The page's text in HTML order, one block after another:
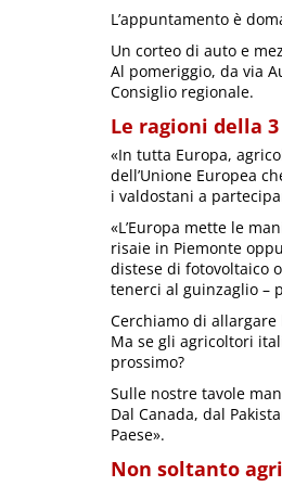
L’appuntamento è
Un corteo di auto e
Al pomeriggio, da via
Consiglio regionale.
Le ragioni della
«In tutta Europa,
dell’Unione Europea
i valdostani a
«L’Europa mette le
risaie in Piemonte
distese di fotovoltaico
tenerci al guinzaglio –
Cerchiamo di
Ma se gli agricoltori
prossimo?
Sulle nostre tavole
Dal Canada, dal
Paese».
Non soltanto